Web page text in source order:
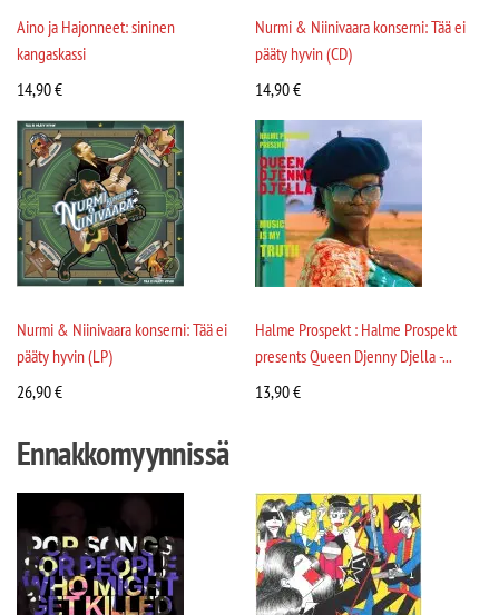
Aino ja Hajonneet: sininen
kangaskassi
14,90€
Nurmi & Niinivaara konserni: Tää ei
pääty hyvin (CD)
14,90€
Nurmi & Niinivaara konserni: Tää ei
pääty hyvin (LP)
26,90€
Halme Prospekt : Halme Prospekt
presents Queen Djenny Djella -...
13,90€
Ennakkomyynnissä